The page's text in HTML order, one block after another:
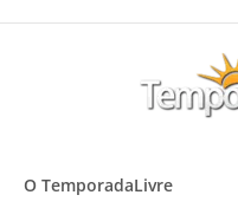
O TemporadaLivre